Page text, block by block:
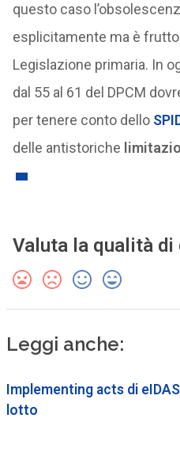
questo caso
esplicitamente ma è
Legislazione primaria. In
dal 55 al 61 del DPCM
per tenere conto dello
delle antistoriche
Valuta la qualità
Leggi anche:
Implementing acts di
lotto